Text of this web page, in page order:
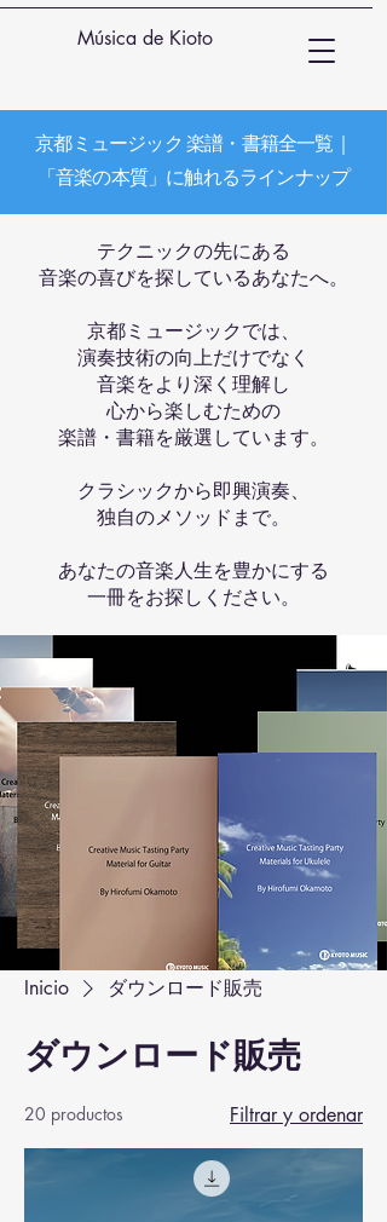
Música de Kioto
京都ミュージック 楽譜・書籍全一覧｜
「音楽の本質」に触れるラインナップ
テクニックの先にある
音楽の喜びを探しているあなたへ。
京都ミュージックでは、
演奏技術の向上だけでなく
音楽をより深く理解し
心から楽しむための
楽譜・書籍を厳選しています。
クラシックから即興演奏、
独自のメソッドまで。
あなたの音楽人生を豊かにする
一冊をお探しください。
Inicio ダウンロード販売
ダウンロード販売
20 productos Filtrar y ordenar